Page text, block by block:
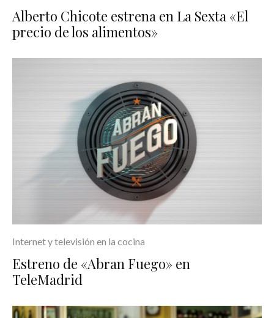
Alberto Chicote estrena en La Sexta «El
precio de los alimentos»
Internet y televisión en la cocina
Estreno de «Abran Fuego» en
TeleMadrid